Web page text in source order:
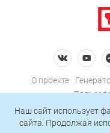
О проекте
Наш сайт использует
сайта. Продолжая